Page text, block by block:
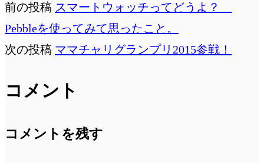
前の投稿 スマートウォッチってどうよ？
Pebbleを使ってみて思ったこと。
次の投稿 ママチャリグランプリ2015参戦！
コメント
コメントを残す